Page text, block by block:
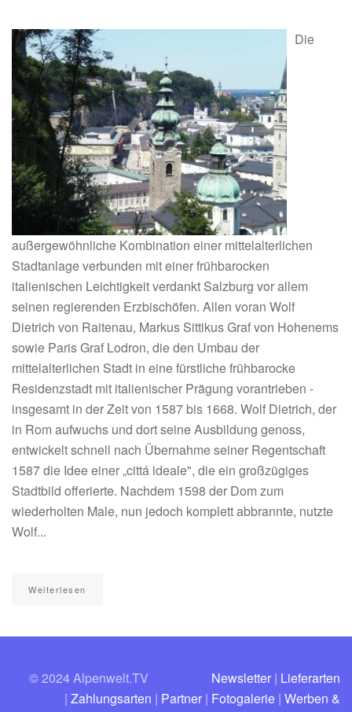
Die
außergewöhnliche Kombination einer mittelalterlichen
Stadtanlage verbunden mit einer frühbarocken
italienischen Leichtigkeit verdankt Salzburg vor allem
seinen regierenden Erzbischöfen. Allen voran Wolf
Dietrich von Raitenau, Markus Sittikus Graf von Hohenems
sowie Paris Graf Lodron, die den Umbau der
mittelalterlichen Stadt in eine fürstliche frühbarocke
Residenzstadt mit italienischer Prägung vorantrieben -
insgesamt in der Zeit von 1587 bis 1668. Wolf Dietrich, der
in Rom aufwuchs und dort seine Ausbildung genoss,
entwickelt schnell nach Übernahme seiner Regentschaft
1587 die Idee einer „cittá ideale", die ein großzügiges
Stadtbild offerierte. Nachdem 1598 der Dom zum
wiederholten Male, nun jedoch komplett abbrannte, nutzte
Wolf...
Weiterlesen
© 2024 Alpenwelt.TV Newsletter | Lieferarten
| Zahlungsarten | Partner | Fotogalerie | Werben &